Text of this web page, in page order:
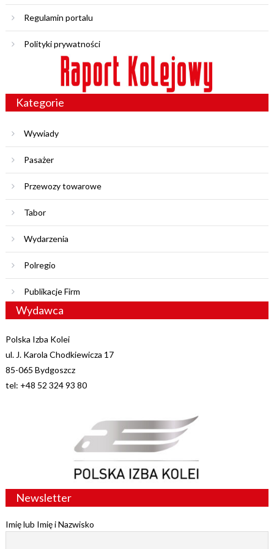
Regulamin portalu
Polityki prywatności
Kategorie
Wywiady
Pasażer
Przewozy towarowe
Tabor
Wydarzenia
Polregio
Publikacje Firm
Wydawca
Polska Izba Kolei
ul. J. Karola Chodkiewicza 17
85-065 Bydgoszcz
tel: +48 52 324 93 80
Newsletter
Imię lub Imię i Nazwisko